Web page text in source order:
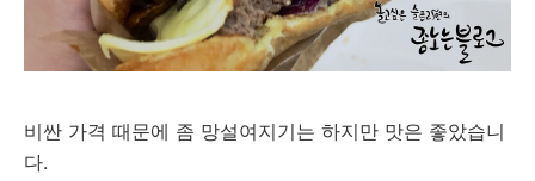
비싼 가격 때문에 좀 망설여지기는 하지만 맛은 좋았습니
다.